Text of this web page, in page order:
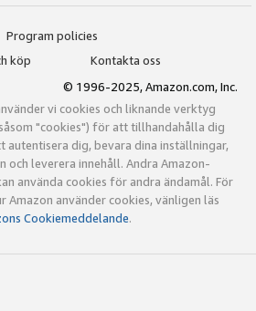
Program policies
köp
Kontakta oss
© 1996-2025, Amazon.com, Inc.
vi cookies och liknande verktyg
"cookies") för att tillhandahålla dig
autentisera dig, bevara dina inställningar,
och leverera innehåll. Andra Amazon-
använda cookies för andra ändamål. För
Amazon använder cookies, vänligen läs
Cookiemeddelande.